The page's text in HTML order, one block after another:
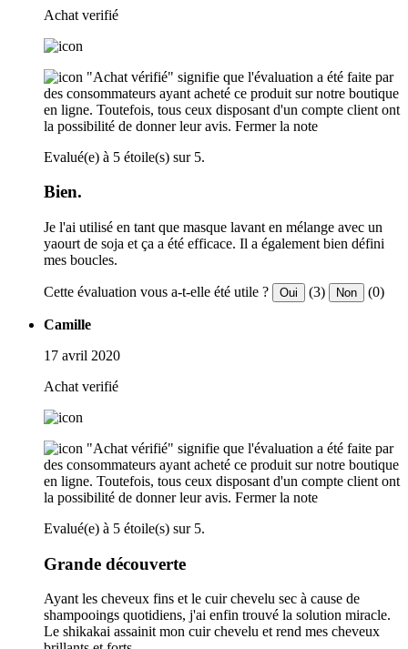
Achat verifié
"Achat vérifié" signifie que l'évaluation a été faite par
des consommateurs ayant acheté ce produit sur notre boutique
en ligne. Toutefois, tous ceux disposant d'un compte client ont
la possibilité de donner leur avis. Fermer la note
Evalué(e) à 5 étoile(s) sur 5.
Bien.
Je l'ai utilisé en tant que masque lavant en mélange avec un
yaourt de soja et ça a été efficace. Il a également bien défini
mes boucles.
Cette évaluation vous a-t-elle été utile ? Oui (3) Non (0)
Camille
17 avril 2020
Achat verifié
"Achat vérifié" signifie que l'évaluation a été faite par
des consommateurs ayant acheté ce produit sur notre boutique
en ligne. Toutefois, tous ceux disposant d'un compte client ont
la possibilité de donner leur avis. Fermer la note
Evalué(e) à 5 étoile(s) sur 5.
Grande découverte
Ayant les cheveux fins et le cuir chevelu sec à cause de
shampooings quotidiens, j'ai enfin trouvé la solution miracle.
Le shikakai assainit mon cuir chevelu et rend mes cheveux